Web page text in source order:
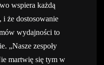
wspiera każdą
i że dostosowanie
wydajności to
„Nasze zespoły
martwię się tym w